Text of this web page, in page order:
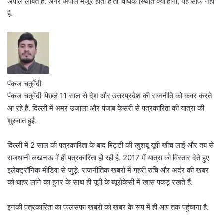
है.
पंकज चतुर्वेदी
पंकज चतुर्वेदी पिछले 11 साल से देश और उत्तरप्रदेश की राजनीति को कवर करते
आ रहे हैं. दिल्ली में अमर उजाला और पंजाब केसरी से पत्रकारिता की यात्रा की
शुरुवात हुई.
दिल्ली में 2 साल की पत्रकारिता के बाद मिट्टी की खुशबू यूपी खींच लाई और तब से
राजधानी लखनऊ में ही पत्रकारिता हो रही है. 2017 में यात्रा को विस्तार देते हुए
इलेक्ट्रॉनिक मीडिया से जुड़े. राजनीतिक खबरों में गहरी रुचि और अदंर की खबर
को बाहर लाने का हुनर के साथ ही यूपी के ब्यूरोकेसी में खास पकड़ रखते हैं.
इनकी पत्रकारिता का फलसफा खबरों को खबर के रूप में ही आप तक पहुंचाना है.